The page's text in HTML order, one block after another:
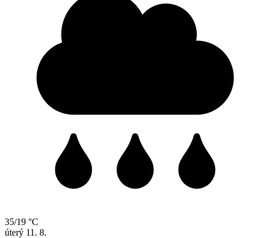
35/19 °C
úterý 11. 8.